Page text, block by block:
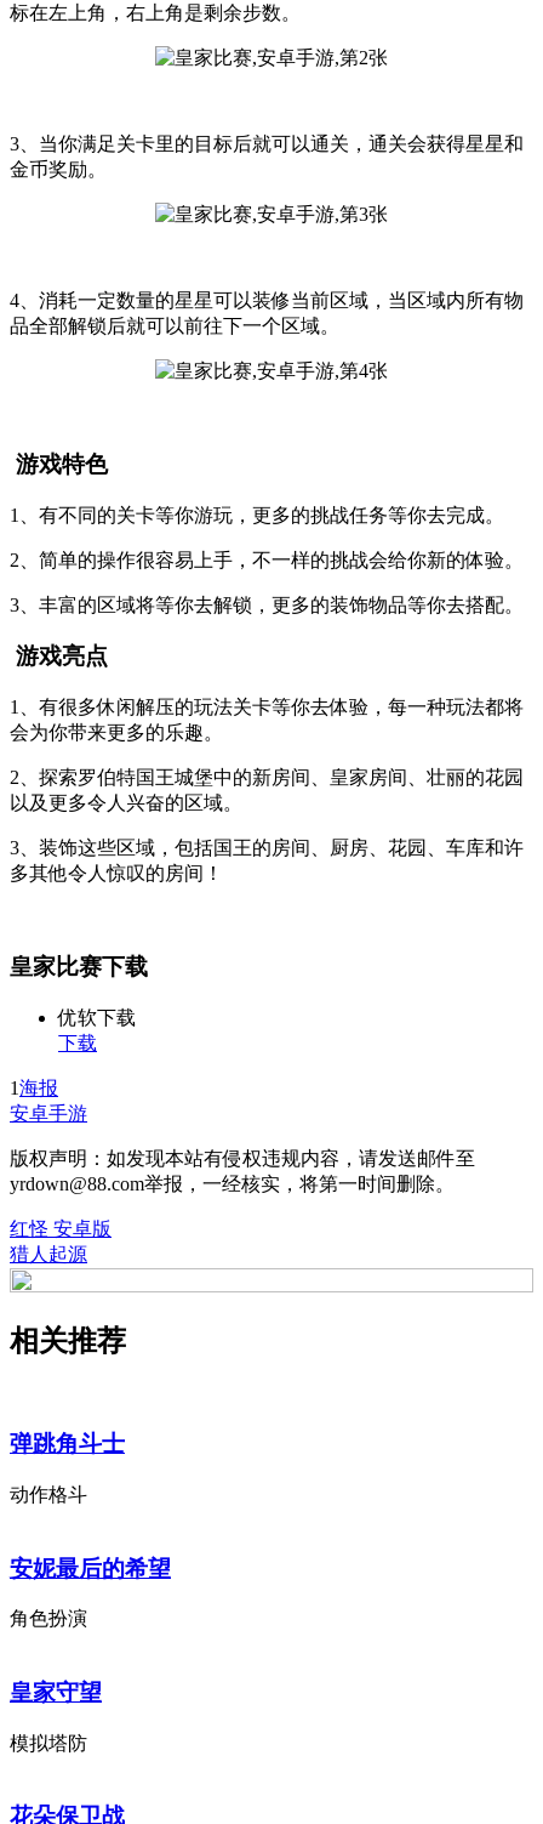
标在左上角，右上角是剩余步数。
3、当你满足关卡里的目标后就可以通关，通关会获得星星和
金币奖励。
4、消耗一定数量的星星可以装修当前区域，当区域内所有物
品全部解锁后就可以前往下一个区域。
游戏特色
1、有不同的关卡等你游玩，更多的挑战任务等你去完成。
2、简单的操作很容易上手，不一样的挑战会给你新的体验。
3、丰富的区域将等你去解锁，更多的装饰物品等你去搭配。
游戏亮点
1、有很多休闲解压的玩法关卡等你去体验，每一种玩法都将
会为你带来更多的乐趣。
2、探索罗伯特国王城堡中的新房间、皇家房间、壮丽的花园
以及更多令人兴奋的区域。
3、装饰这些区域，包括国王的房间、厨房、花园、车库和许
多其他令人惊叹的房间！
皇家比赛下载
优软下载
下载
1海报
安卓手游
版权声明：如发现本站有侵权违规内容，请发送邮件至
yrdown@88.com举报，一经核实，将第一时间删除。
红怪 安卓版
猎人起源
相关推荐
弹跳角斗士
动作格斗
安妮最后的希望
角色扮演
皇家守望
模拟塔防
花朵保卫战